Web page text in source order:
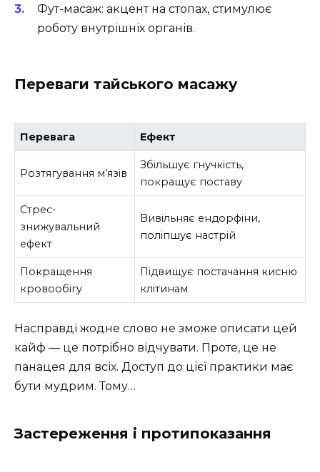
Фут-масаж: акцент на стопах, стимулює
роботу внутрішніх органів.
Переваги тайського масажу
Перевага Ефект
Розтягування м’язів
Збільшує гнучкість,
покращує поставу
Стрес-
знижувальний
ефект
Вивільняє ендорфіни,
поліпшує настрій
Покращення
кровообігу
Підвищує постачання кисню
клітинам
Насправді жодне слово не зможе описати цей
кайф — це потрібно відчувати. Проте, це не
панацея для всіх. Доступ до цієї практики має
бути мудрим. Тому…
Застереження і протипоказання